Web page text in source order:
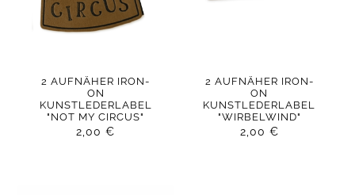
2 AUFNÄHER IRON-
ON
KUNSTLEDERLABEL
"NOT MY CIRCUS"
2,00€
2 AUFNÄHER IRON-
ON
KUNSTLEDERLABEL
"WIRBELWIND"
2,00 €